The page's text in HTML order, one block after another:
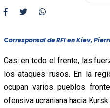
Corresponsal de RFI en Kiev,
Casi en todo el frente, las
los ataques rusos. En la
ocupan varios pueblos
ofensiva ucraniana hacia